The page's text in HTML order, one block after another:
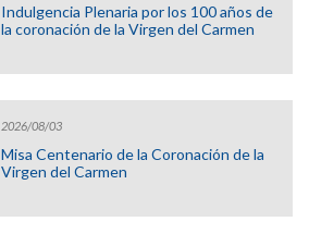
Indulgencia Plenaria por los 100 años de
la coronación de la Virgen del Carmen
2026/08/03
Misa Centenario de la Coronación de la
Virgen del Carmen